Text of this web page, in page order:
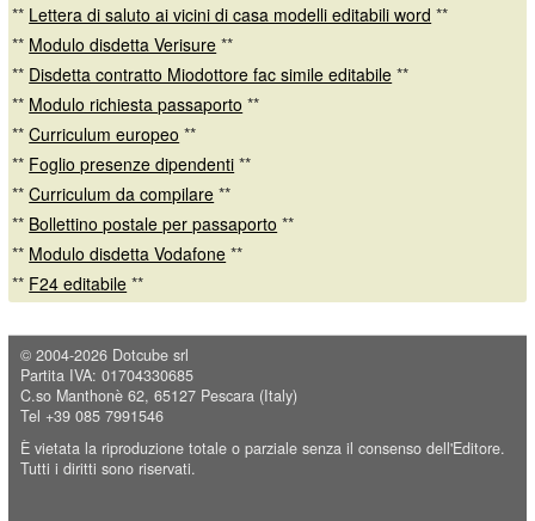
** Lettera di saluto ai vicini di casa modelli editabili word **
** Modulo disdetta Verisure **
** Disdetta contratto Miodottore fac simile editabile **
** Modulo richiesta passaporto **
**Curriculum europeo **
** Foglio presenze dipendenti **
**Curriculum da compilare **
** Bollettino postale per passaporto **
** Modulo disdetta Vodafone **
** F24 editabile **
© 2004-2026 Dotcube srl
Partita IVA: 01704330685
C.so Manthonè 62, 65127 Pescara (Italy)
Tel +39 085 7991546
È vietata la riproduzione totale o parziale senza il consenso dell'Editore.
Tutti i diritti sono riservati.